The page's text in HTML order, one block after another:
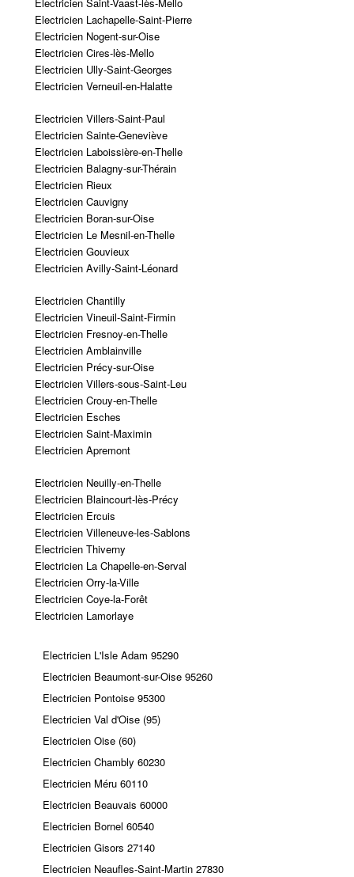
Electricien Lachapelle-Saint-Pierre
Electricien Nogent-sur-Oise
Electricien Cires-lès-Mello
Electricien Ully-Saint-Georges
Electricien Verneuil-en-Halatte
Electricien Villers-Saint-Paul
Electricien Sainte-Geneviève
Electricien Laboissière-en-Thelle
Electricien Balagny-sur-Thérain
Electricien Rieux
Electricien Cauvigny
Electricien Boran-sur-Oise
Electricien Le Mesnil-en-Thelle
Electricien Gouvieux
Electricien Avilly-Saint-Léonard
Electricien Chantilly
Electricien Vineuil-Saint-Firmin
Electricien Fresnoy-en-Thelle
Electricien Amblainville
Electricien Précy-sur-Oise
Electricien Villers-sous-Saint-Leu
Electricien Crouy-en-Thelle
Electricien Esches
Electricien Saint-Maximin
Electricien Apremont
Electricien Neuilly-en-Thelle
Electricien Blaincourt-lès-Précy
Electricien Ercuis
Electricien Villeneuve-les-Sablons
Electricien Thiverny
Electricien La Chapelle-en-Serval
Electricien Orry-la-Ville
Electricien Coye-la-Forêt
Electricien Lamorlaye
Electricien L'Isle Adam 95290
Electricien Beaumont-sur-Oise 95260
Electricien Pontoise 95300
Electricien Val d'Oise (95)
Electricien Oise (60)
Electricien Chambly 60230
Electricien Méru 60110
Electricien Beauvais 60000
Electricien Bornel 60540
Electricien Gisors 27140
Electricien Neaufles-Saint-Martin 27830